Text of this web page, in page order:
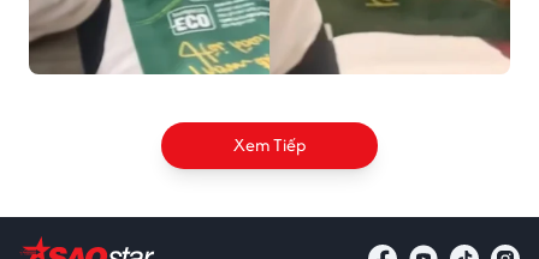
Xem Tiếp